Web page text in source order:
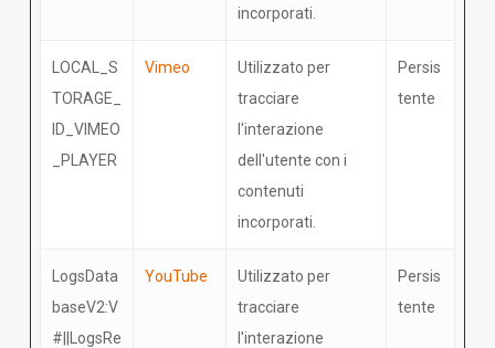
incorporati.
LOCAL_S
TORAGE_
ID_VIMEO
_PLAYER
Vimeo
Utilizzato per
tracciare
l'interazione
dell'utente con i
contenuti
incorporati.
Persis
tente
LogsData
baseV2:V
#||LogsRe
YouTube
Utilizzato per
tracciare
l'interazione
Persis
tente